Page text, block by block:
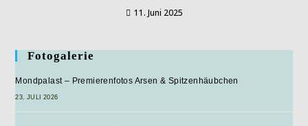
11. Juni 2025
Fotogalerie
Mondpalast – Premierenfotos Arsen & Spitzenhäubchen
23. JULI 2026